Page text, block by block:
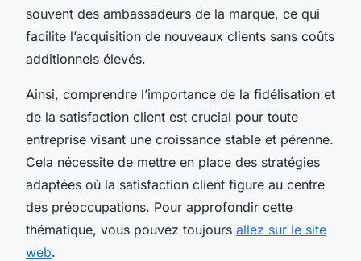
souvent des ambassadeurs de la marque, ce qui
facilite l’acquisition de nouveaux clients sans coûts
additionnels élevés.
Ainsi, comprendre l’importance de la fidélisation et
de la satisfaction client est crucial pour toute
entreprise visant une croissance stable et pérenne.
Cela nécessite de mettre en place des stratégies
adaptées où la satisfaction client figure au centre
des préoccupations. Pour approfondir cette
thématique, vous pouvez toujours allez sur le site
web.